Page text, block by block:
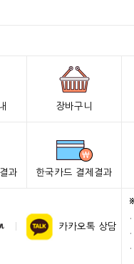
장바구니
과 한국카드 결제결과
카카오톡 상담